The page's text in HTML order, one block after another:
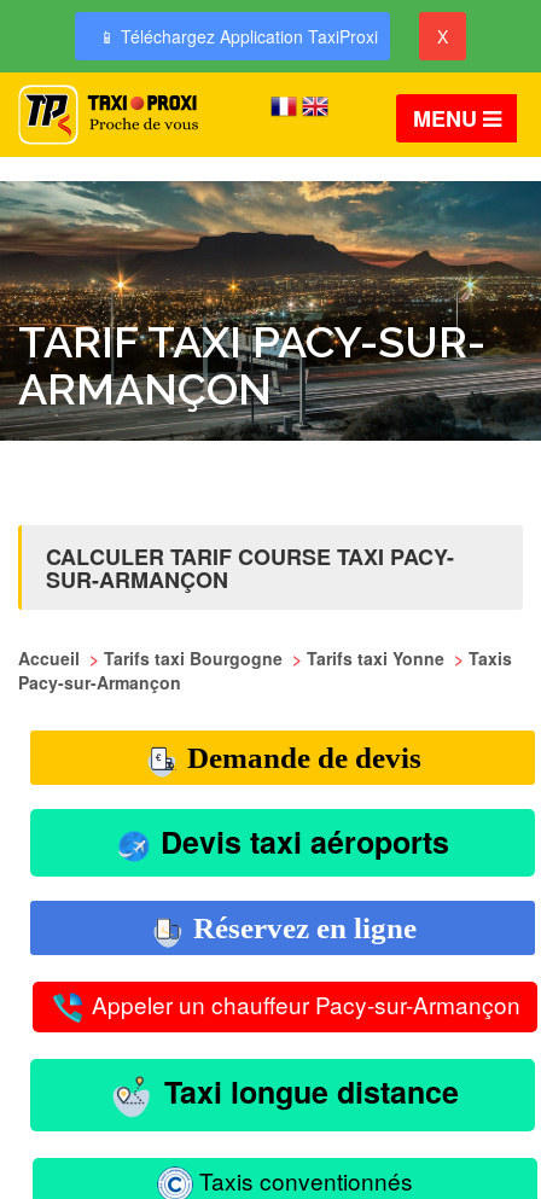
📱 Téléchargez Application TaxiProxi X
MENU
TARIF TAXI PACY-SUR-
ARMANÇON
CALCULER TARIF COURSE TAXI PACY-
SUR-ARMANÇON
Accueil > Tarifs taxi Bourgogne > Tarifs taxi Yonne > Taxis
Pacy-sur-Armançon
Demande de devis
Devis taxi aéroports
Réservez en ligne
Appeler un chauffeur Pacy-sur-Armançon
Taxi longue distance
Taxis conventionnés